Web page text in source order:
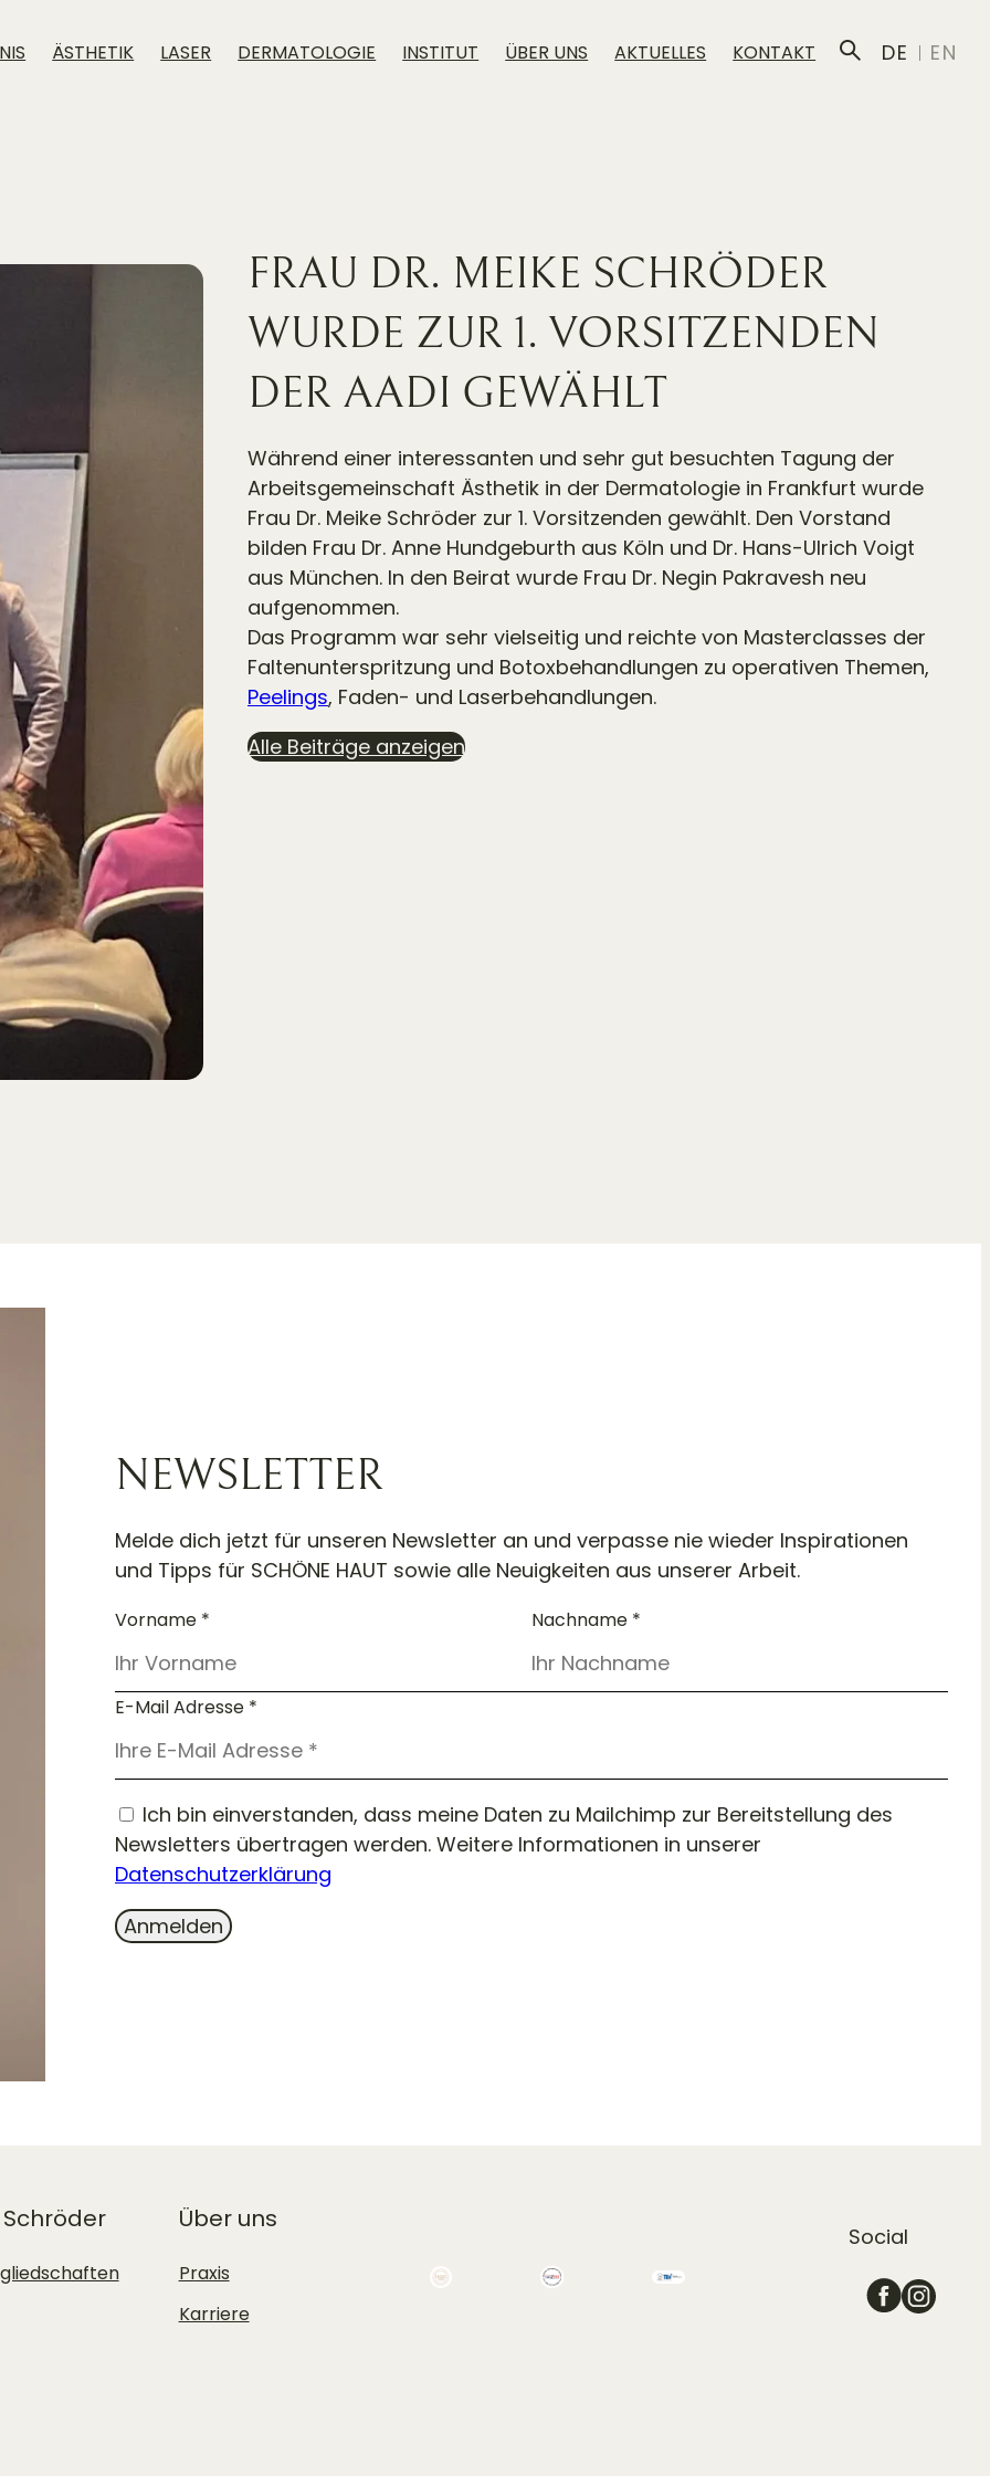
ÄSTHETIK LASER DERMATOLOGIE INSTITUT ÜBER UNS AKTUELLES KONTAKT DE EN
FRAU DR. MEIKE SCHRÖDER
WURDE ZUR 1. VORSITZENDEN
DER AADI GEWÄHLT
Während einer interessanten und sehr gut besuchten Tagung der
Arbeitsgemeinschaft Ästhetik in der Dermatologie in Frankfurt wurde
Frau Dr. Meike Schröder zur 1. Vorsitzenden gewählt. Den Vorstand
bilden Frau Dr. Anne Hundgeburth aus Köln und Dr. Hans-Ulrich Voigt
aus München. In den Beirat wurde Frau Dr. Negin Pakravesh neu
aufgenommen.
Das Programm war sehr vielseitig und reichte von Masterclasses der
Faltenunterspritzung und Botoxbehandlungen zu operativen Themen,
Peelings, Faden- und Laserbehandlungen.
Alle Beiträge anzeigen
NEWSLETTER
Melde dich jetzt für unseren Newsletter an und verpasse nie wieder Inspirationen
und Tipps für SCHÖNE HAUT sowie alle Neuigkeiten aus unserer Arbeit.
Vorname * Nachname *
E-Mail Adresse *
Ich bin einverstanden, dass meine Daten zu Mailchimp zur Bereitstellung des
Newsletters übertragen werden. Weitere Informationen in unserer
Datenschutzerklärung
Über uns
Praxis
Karriere
Social
Schoenehaut-facebook Schoenehaut-instagram